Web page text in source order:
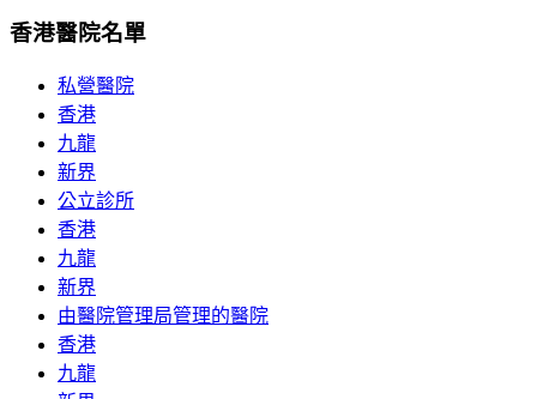
香港醫院名單
私營醫院
香港
九龍
新界
公立診所
香港
九龍
新界
由醫院管理局管理的醫院
香港
九龍